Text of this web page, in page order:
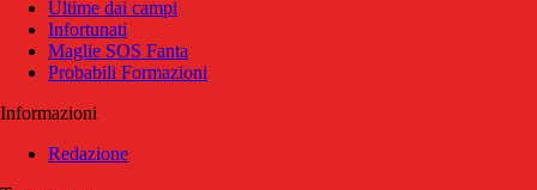
Ultime dai campi
Infortunati
Maglie SOS Fanta
Probabili Formazioni
Informazioni
Redazione